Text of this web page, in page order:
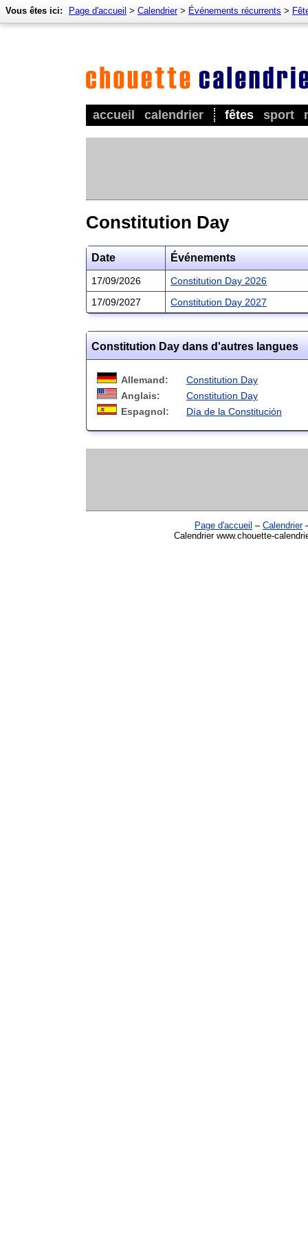
accueil calendrier fêtes sport
Vous êtes ici: Page d'accueil > Calendrier> Événements récurrents >
Constitution Day
Date Événements
17/09/2026
Constitution Day 2026
17/09/2027
Constitution Day 2027
Constitution Day dans d'autres langues
Allemand:
Constitution Day
Anglais:
Constitution Day
Espagnol:
Día de la Constitución
Page d'accueil – Calendrier
Calendrier www.chouette-